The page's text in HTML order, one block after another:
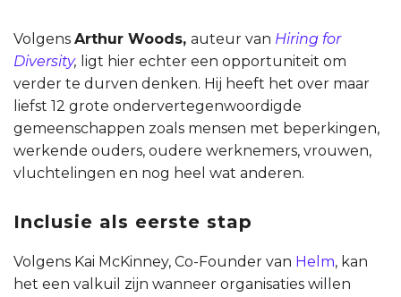
Volgens Arthur Woods, auteur van Hiring for
Diversity, ligt hier echter een opportuniteit om
verder te durven denken. Hij heeft het over maar
liefst 12 grote ondervertegenwoordigde
gemeenschappen zoals mensen met beperkingen,
werkende ouders, oudere werknemers, vrouwen,
vluchtelingen en nog heel wat anderen.
Inclusie als eerste stap
Volgens Kai McKinney, Co-Founder van Helm, kan
het een valkuil zijn wanneer organisaties willen